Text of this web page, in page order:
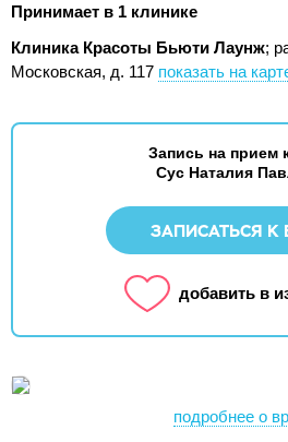
Принимает в 1 клинике
Клиника Красоты Бьюти Лаунж;
Московская, д. 117 показать на
Запись на прием
Сус Наталия
ЗАПИСАТЬСЯ К
добавить в
подробнее о